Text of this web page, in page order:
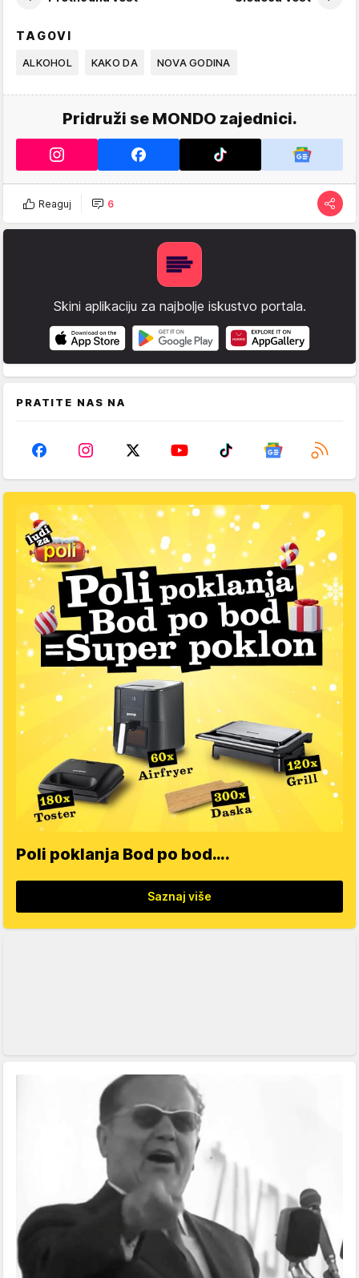
TAGOVI
ALKOHOL KAKO DA NOVA GODINA
Pridruži se MONDO zajednici.
Reaguj 6
Skini aplikaciju za najbolje iskustvo portala.
PRATITE NAS NA
Poli poklanja Bod po bod….
Saznaj više